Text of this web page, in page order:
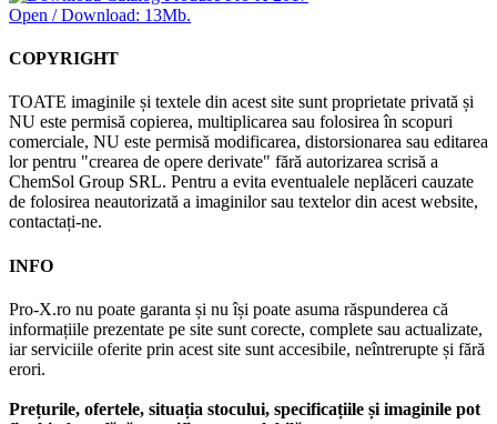
Open / Download: 13Mb.
COPYRIGHT
TOATE imaginile și textele din acest site sunt proprietate privată și
NU este permisă copierea, multiplicarea sau folosirea în scopuri
comerciale, NU este permisă modificarea, distorsionarea sau editarea
lor pentru "crearea de opere derivate" fără autorizarea scrisă a
ChemSol Group SRL. Pentru a evita eventualele neplăceri cauzate
de folosirea neautorizată a imaginilor sau textelor din acest website,
contactați-ne.
INFO
Pro-X.ro nu poate garanta și nu își poate asuma răspunderea că
informațiile prezentate pe site sunt corecte, complete sau actualizate,
iar serviciile oferite prin acest site sunt accesibile, neîntrerupte și fără
erori.
Prețurile, ofertele, situația stocului, specificațiile și imaginile pot